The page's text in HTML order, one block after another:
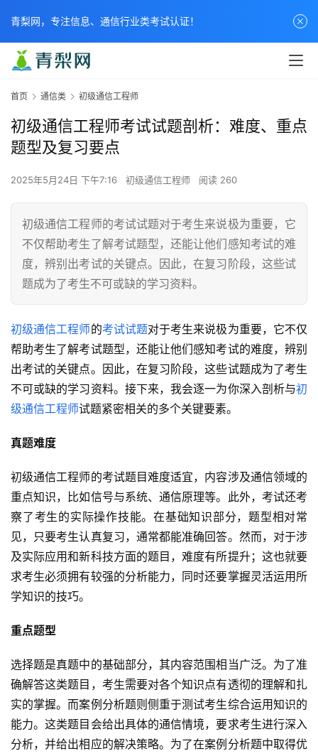
首页 通信类 初级通信工程师
初级通信工程师考试试题剖析：难度、重点
题型及复习要点
2025年5月24日 下午7:16 初级通信工程师 阅读 260
初级通信工程师的考试试题对于考生来说极为重要，它
不仅帮助考生了解考试题型，还能让他们感知考试的难
度，辨别出考试的关键点。因此，在复习阶段，这些试
题成为了考生不可或缺的学习资料。
初级通信工程师的考试试题对于考生来说极为重要，它不仅
帮助考生了解考试题型，还能让他们感知考试的难度，辨别
出考试的关键点。因此，在复习阶段，这些试题成为了考生
不可或缺的学习资料。接下来，我会逐一为你深入剖析与初
级通信工程师试题紧密相关的多个关键要素。
真题难度
初级通信工程师的考试题目难度适宜，内容涉及通信领域的
重点知识，比如信号与系统、通信原理等。此外，考试还考
察了考生的实际操作技能。在基础知识部分，题型相对常
见，只要考生认真复习，通常都能准确回答。然而，对于涉
及实际应用和新科技方面的题目，难度有所提升；这也就要
求考生必须拥有较强的分析能力，同时还要掌握灵活运用所
学知识的技巧。
重点题型
选择题是真题中的基础部分，其内容范围相当广泛。为了准
确解答这类题目，考生需要对各个知识点有透彻的理解和扎
实的掌握。而案例分析题则侧重于测试考生综合运用知识的
能力。这类题目会给出具体的通信情境，要求考生进行深入
分析，并给出相应的解决策略。为了在案例分析题中取得优
青梨网，专注信息、通信行业类考试认证！